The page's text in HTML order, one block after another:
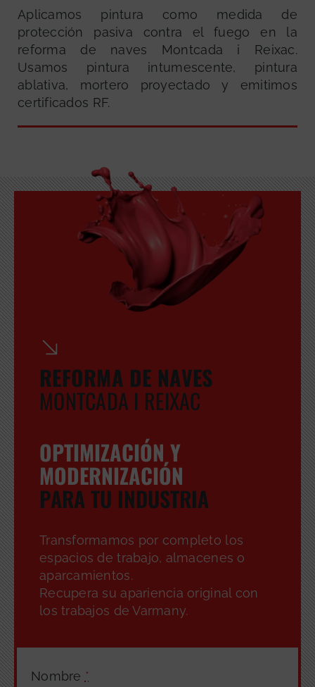
Aplicamos pintura como medida de
protección pasiva contra el fuego en la
reforma de naves Montcada i Reixac.
Usamos pintura intumescente, pintura
ablativa, mortero proyectado y emitimos
certificados RF.
Nombre *
REFORMA DE NAVES
MONTCADA I REIXAC
OPTIMIZACIÓN Y
MODERNIZACIÓN
PARA TU INDUSTRIA
Transformamos por completo los
espacios de trabajo, almacenes o
aparcamientos.
Recupera su apariencia original con
los trabajos de Varmany.
GRATUITA